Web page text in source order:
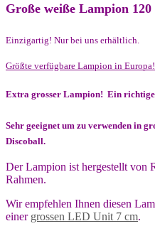
Große weiße Lampion 120
Einzigartig! Nur bei uns erhältlich.
Größte verfügbare Lampion in Europa!
Extra grosser Lampion! Ein
Sehr geeignet um zu verwenden in
Discoball.
Der Lampion ist hergestellt von
Rahmen.
Wir empfehlen Ihnen diesen
einer grossen LED Unit 7 cm.